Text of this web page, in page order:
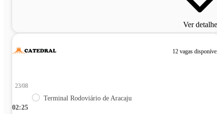
Ver
12 vagas
02:25
23/08
Terminal Rodoviário de Aracaju